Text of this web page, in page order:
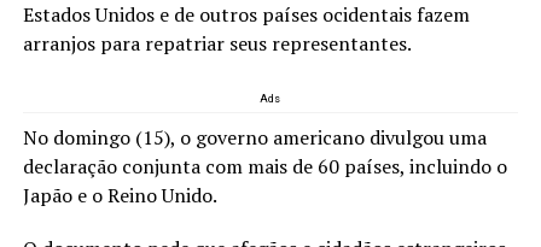
Estados Unidos e de outros países ocidentais fazem
arranjos para repatriar seus representantes.
Ads
No domingo (15), o governo americano divulgou uma
declaração conjunta com mais de 60 países, incluindo o
Japão e o Reino Unido.